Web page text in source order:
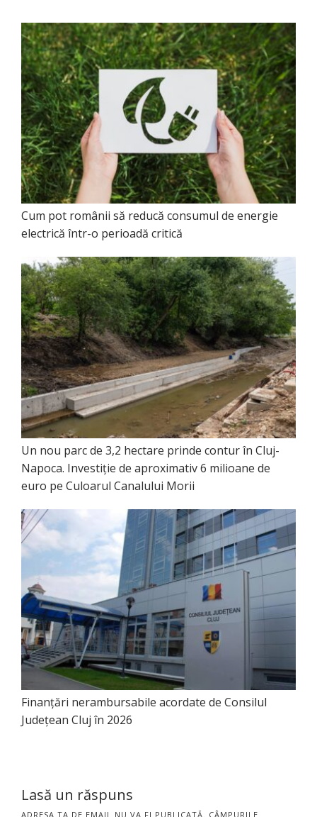
Cum pot românii să reducă consumul de energie
electrică într-o perioadă critică
Un nou parc de 3,2 hectare prinde contur în Cluj-
Napoca. Investiție de aproximativ 6 milioane de
euro pe Culoarul Canalului Morii
Finanţări nerambursabile acordate de Consilul
Judeţean Cluj în 2026
Lasă un răspuns
ADRESA TA DE EMAIL NU VA FI PUBLICATĂ.
CÂMPURILE